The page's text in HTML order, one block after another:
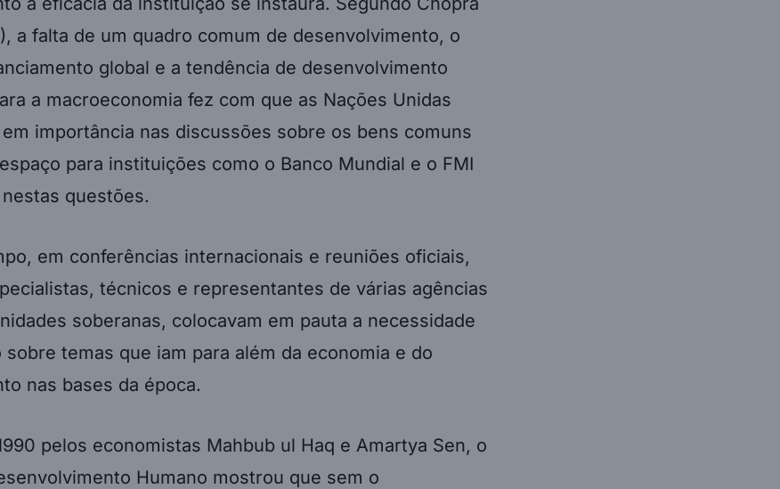
a falta de um quadro comum de desenvolvimento, o
global e a tendência de desenvolvimento
a macroeconomia fez com que as Nações Unidas
importância nas discussões sobre os bens comuns
para instituições como o Banco Mundial e o FMI
questões.
em conferências internacionais e reuniões oficiais,
técnicos e representantes de várias agências
soberanas, colocavam em pauta a necessidade
sobre temas que iam para além da economia e do
nas bases da época.
pelos economistas Mahbub ul Haq e Amartya Sen, o
Humano mostrou que sem o